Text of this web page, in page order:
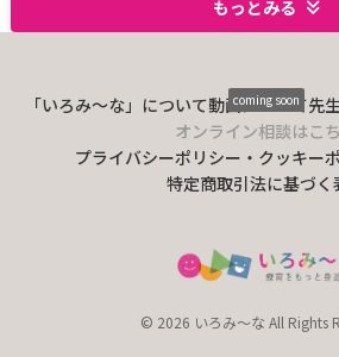
もっとみる
「いろみ〜な」について動画について先
オンライン相談はこ
coming soon
プライバシーポリシー・クッキー
特定商取引法に基づく
© 2026 いろみ～な All Rights